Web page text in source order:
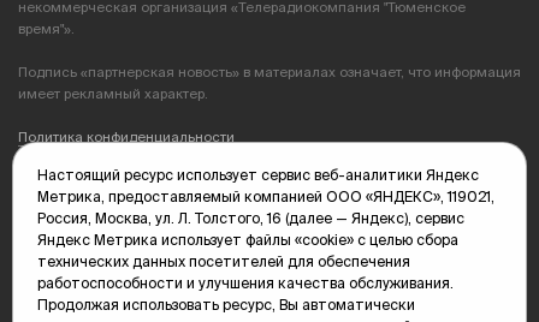
некоммерческая организация «Телерадиокомпания "Тюменское
время"».
Подпись «партнерская новость» в материалах означает, что информация
имеет рекламный характер.
Политика конфиденциальности
Редакция: 625035, Тюмень, пр. Геологоразведчиков, 28А
(3452) 68-89-05
edit@vsluh.ru
Главный редактор: Панкина Т.Ю.
kika@vsluh.ru
Настоящий ресурс использует сервис веб-аналитики Яндекс
Метрика, предоставляемый компанией ООО «ЯНДЕКС», 119021,
Россия, Москва, ул. Л. Толстого, 16 (далее — Яндекс), сервис
Яндекс Метрика использует файлы «cookie» с целью сбора
технических данных посетителей для обеспечения
работоспособности и улучшения качества обслуживания.
Продолжая использовать ресурс, Вы автоматически